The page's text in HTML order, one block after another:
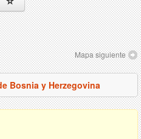
Mapa siguiente
Bosnia y Herzegovina